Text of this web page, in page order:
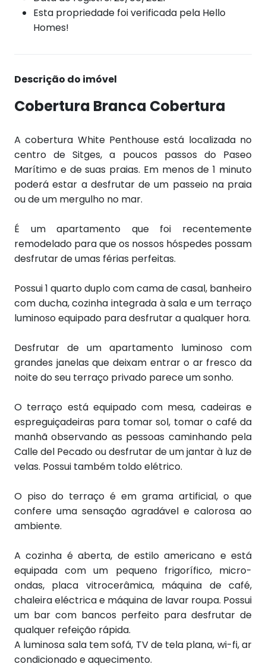
Esta propriedade foi verificada pela Hello
Homes!
Descrição do imóvel
Cobertura Branca Cobertura
A cobertura White Penthouse está localizada no
centro de Sitges, a poucos passos do Paseo
Marítimo e de suas praias. Em menos de 1 minuto
poderá estar a desfrutar de um passeio na praia
ou de um mergulho no mar.
É um apartamento que foi recentemente
remodelado para que os nossos hóspedes possam
desfrutar de umas férias perfeitas.
Possui 1 quarto duplo com cama de casal, banheiro
com ducha, cozinha integrada à sala e um terraço
luminoso equipado para desfrutar a qualquer hora.
Desfrutar de um apartamento luminoso com
grandes janelas que deixam entrar o ar fresco da
noite do seu terraço privado parece um sonho.
O terraço está equipado com mesa, cadeiras e
espreguiçadeiras para tomar sol, tomar o café da
manhã observando as pessoas caminhando pela
Calle del Pecado ou desfrutar de um jantar à luz de
velas. Possui também toldo elétrico.
O piso do terraço é em grama artificial, o que
confere uma sensação agradável e calorosa ao
ambiente.
A cozinha é aberta, de estilo americano e está
equipada com um pequeno frigorífico, micro-
ondas, placa vitrocerâmica, máquina de café,
chaleira eléctrica e máquina de lavar roupa. Possui
um bar com bancos perfeito para desfrutar de
qualquer refeição rápida.
A luminosa sala tem sofá, TV de tela plana, wi-fi, ar
condicionado e aquecimento.